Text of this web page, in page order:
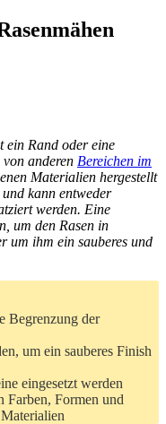
ein Rand oder eine
von anderen Bereichen im
Materialien hergestellt
kann entweder
werden. Eine
um den Rasen in
um ihm ein sauberes und
Begrenzung der
um ein sauberes Finish
eingesetzt werden
Farben, Formen und